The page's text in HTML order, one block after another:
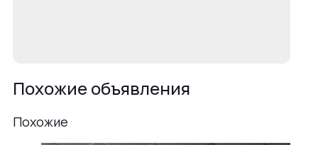
Похожие объявления
Похожие